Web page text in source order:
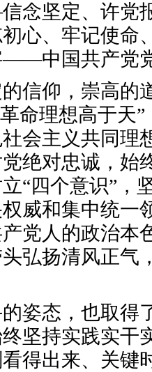
念坚定、许党
心、牢记使命
——中国共产党
仰，崇高的
命理想高于天
会主义共同理
绝对忠诚，始
“四个意识”，
威和集中统一
党人的政治本
弘扬清风正气
态，也取得
坚持实践实干
得出来、关键